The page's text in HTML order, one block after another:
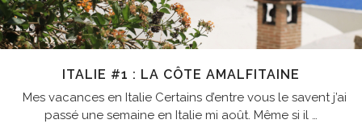
ITALIE #1 : LA CÔTE AMALFITAINE
Mes vacances en Italie Certains d’entre vous le savent j’ai
passé une semaine en Italie mi août. Même si il …